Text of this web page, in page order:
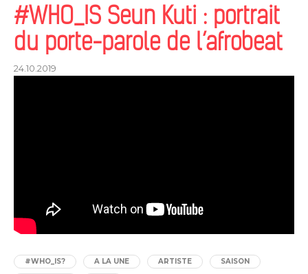
#WHO_IS Seun Kuti : portrait
du porte-parole de l’afrobeat
24.10.2019
#WHO_IS? A LA UNE ARTISTE SAISON